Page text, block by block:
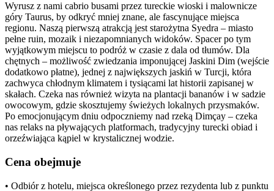
Wyrusz z nami cabrio busami przez tureckie wioski i malownicze
góry Taurus, by odkryć mniej znane, ale fascynujące miejsca
regionu. Naszą pierwszą atrakcją jest starożytna Syedra – miasto
pełne ruin, mozaik i niezapomnianych widoków. Spacer po tym
wyjątkowym miejscu to podróż w czasie z dala od tłumów. Dla
chętnych – możliwość zwiedzania imponującej Jaskini Dim (wejście
dodatkowo płatne), jednej z największych jaskiń w Turcji, która
zachwyca chłodnym klimatem i tysiącami lat historii zapisanej w
skałach. Czeka nas również wizyta na plantacji bananów i w sadzie
owocowym, gdzie skosztujemy świeżych lokalnych przysmaków.
Po emocjonującym dniu odpoczniemy nad rzeką Dimçay – czeka
nas relaks na pływających platformach, tradycyjny turecki obiad i
orzeźwiająca kąpiel w krystalicznej wodzie.
Cena obejmuje
• Odbiór z hotelu, miejsca określonego przez rezydenta lub z punktu